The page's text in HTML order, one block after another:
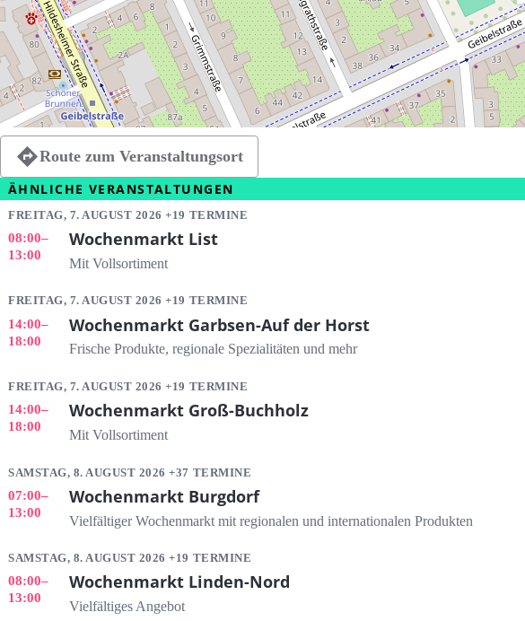
Route zum Veranstaltungsort
ÄHNLICHE VERANSTALTUNGEN
FREITAG, 7. AUGUST 2026 +19 TERMINE
08:00–
13:00
Wochenmarkt List
Mit Vollsortiment
FREITAG, 7. AUGUST 2026 +19 TERMINE
14:00–
18:00
Wochenmarkt Garbsen-Auf der Horst
Frische Produkte, regionale Spezialitäten und mehr
FREITAG, 7. AUGUST 2026 +19 TERMINE
14:00–
18:00
Wochenmarkt Groß-Buchholz
Mit Vollsortiment
SAMSTAG, 8. AUGUST 2026 +37 TERMINE
07:00–
13:00
Wochenmarkt Burgdorf
Vielfältiger Wochenmarkt mit regionalen und internationalen Produkten
SAMSTAG, 8. AUGUST 2026 +19 TERMINE
08:00–
13:00
Wochenmarkt Linden-Nord
Vielfältiges Angebot